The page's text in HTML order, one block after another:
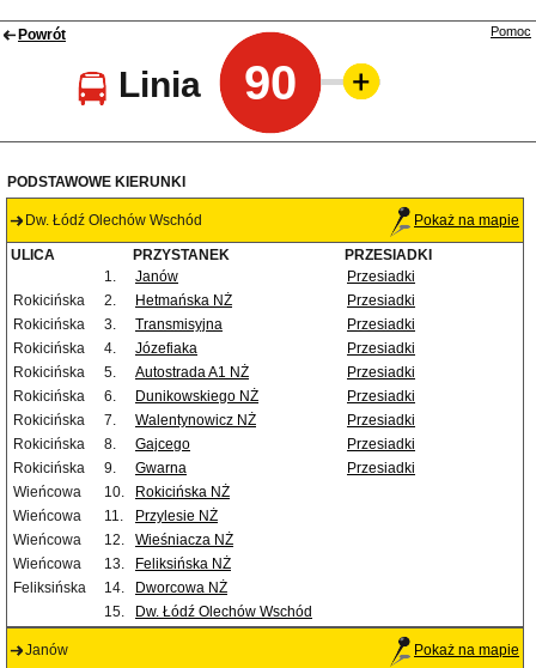
Powrót
Linia 90
Pomoc
PODSTAWOWE KIERUNKI
Dw. Łódź Olechów Wschód Pokaż na mapie
ULICA PRZYSTANEK
PRZESIADKI
1.
Janów
Przesiadki
Rokicińska
2. Hetmańska NŻ
Przesiadki
Rokicińska
3. Transmisyjna
Przesiadki
Rokicińska
4. Józefiaka
Przesiadki
Rokicińska
5. Autostrada A1 NŻ
Przesiadki
Rokicińska
6. Dunikowskiego NŻ
Przesiadki
Rokicińska
7. Walentynowicz NŻ
Przesiadki
Rokicińska
8. Gajcego
Przesiadki
Rokicińska
9. Gwarna
Przesiadki
Wieńcowa
10.
Rokicińska NŻ
Wieńcowa
11.
Przylesie NŻ
Wieńcowa
12.
Wieśniacza NŻ
Wieńcowa
13.
Feliksińska NŻ
Feliksińska
14.
Dworcowa NŻ
15.
Dw. Łódź Olechów Wschód
Janów Pokaż na mapie